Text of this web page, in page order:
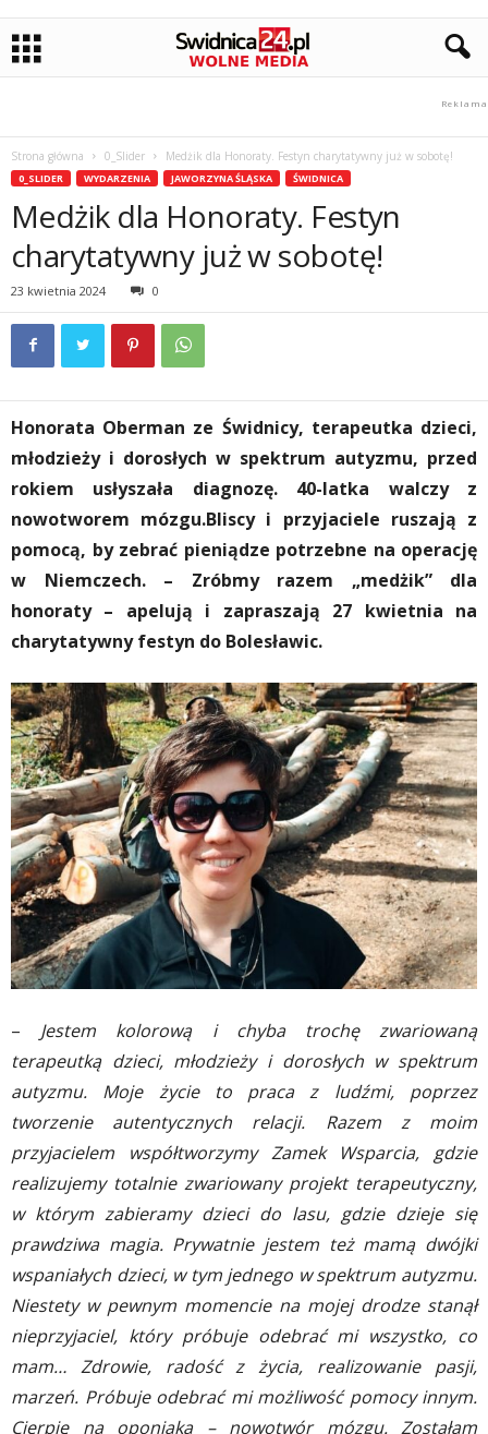
Strona główna 0_Slider Medżik dla Honoraty. Festyn charytatywny już w sobotę!
0_SLIDER WYDARZENIA JAWORZYNA ŚLĄSKA ŚWIDNICA
Medżik dla Honoraty. Festyn
charytatywny już w sobotę!
23 kwietnia 2024 0
Honorata Oberman ze Świdnicy, terapeutka dzieci,
młodzieży i dorosłych w spektrum autyzmu, przed
rokiem usłyszała diagnozę. 40-latka walczy z
nowotworem mózgu.Bliscy i przyjaciele ruszają z
pomocą, by zebrać pieniądze potrzebne na operację
w Niemczech. – Zróbmy razem „medżik” dla
honoraty – apelują i zapraszają 27 kwietnia na
charytatywny festyn do Bolesławic.
– Jestem kolorową i chyba trochę zwariowaną
terapeutką dzieci, młodzieży i dorosłych w spektrum
autyzmu. Moje życie to praca z ludźmi, poprzez
tworzenie autentycznych relacji. Razem z moim
przyjacielem współtworzymy Zamek Wsparcia, gdzie
realizujemy totalnie zwariowany projekt terapeutyczny,
w którym zabieramy dzieci do lasu, gdzie dzieje się
prawdziwa magia. Prywatnie jestem też mamą dwójki
wspaniałych dzieci, w tym jednego w spektrum autyzmu.
Niestety w pewnym momencie na mojej drodze stanął
nieprzyjaciel, który próbuje odebrać mi wszystko, co
mam… Zdrowie, radość z życia, realizowanie pasji,
marzeń. Próbuje odebrać mi możliwość pomocy innym.
Cierpię na oponiaka – nowotwór mózgu. Zostałam